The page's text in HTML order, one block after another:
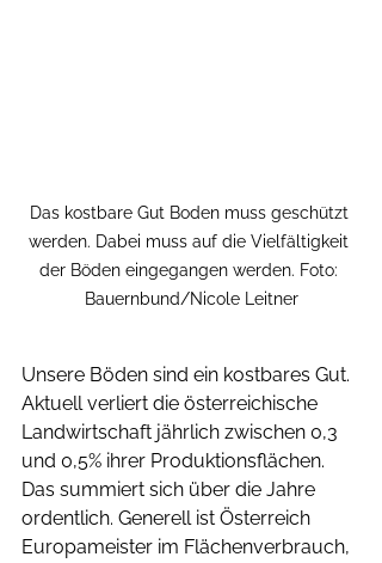
Das kostbare Gut Boden muss geschützt
werden. Dabei muss auf die Vielfältigkeit
der Böden eingegangen werden. Foto:
Bauernbund/Nicole Leitner
Unsere Böden sind ein kostbares Gut.
Aktuell verliert die österreichische
Landwirtschaft jährlich zwischen 0,3
und 0,5% ihrer Produktionsflächen.
Das summiert sich über die Jahre
ordentlich. Generell ist Österreich
Europameister im Flächenverbrauch,